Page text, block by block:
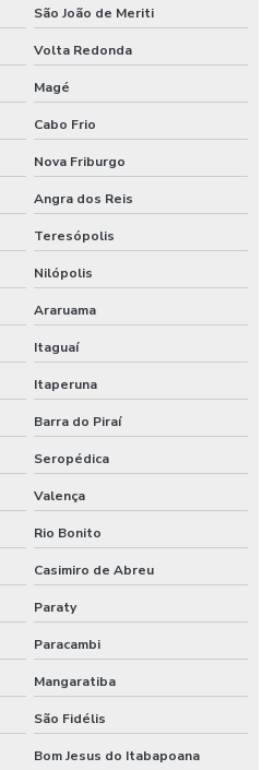
São João de Meriti
Volta Redonda
Magé
Cabo Frio
Nova Friburgo
Angra dos Reis
Teresópolis
Nilópolis
Araruama
Itaguaí
Itaperuna
Barra do Piraí
Seropédica
Valença
Rio Bonito
Casimiro de Abreu
Paraty
Paracambi
Mangaratiba
São Fidélis
Bom Jesus do Itabapoana